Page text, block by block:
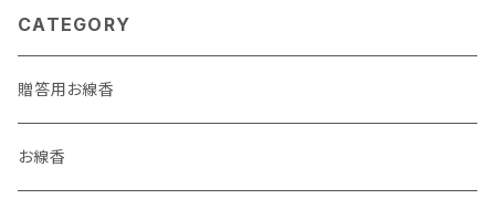
CATEGORY
贈答用お線香
お線香